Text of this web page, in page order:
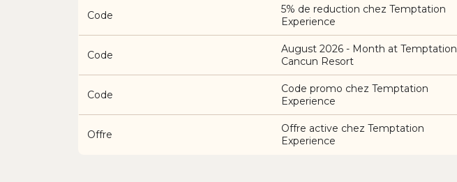
Code
5% de reduction chez Temptation
Experience
Code
August 2026 - Month at Temptation
Cancun Resort
Code
Code promo chez Temptation
Experience
Offre
Offre active chez Temptation
Experience